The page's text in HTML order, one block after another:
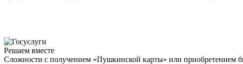
Решаем вместе
Сложности с получением «Пушкинской карты» или приобретением